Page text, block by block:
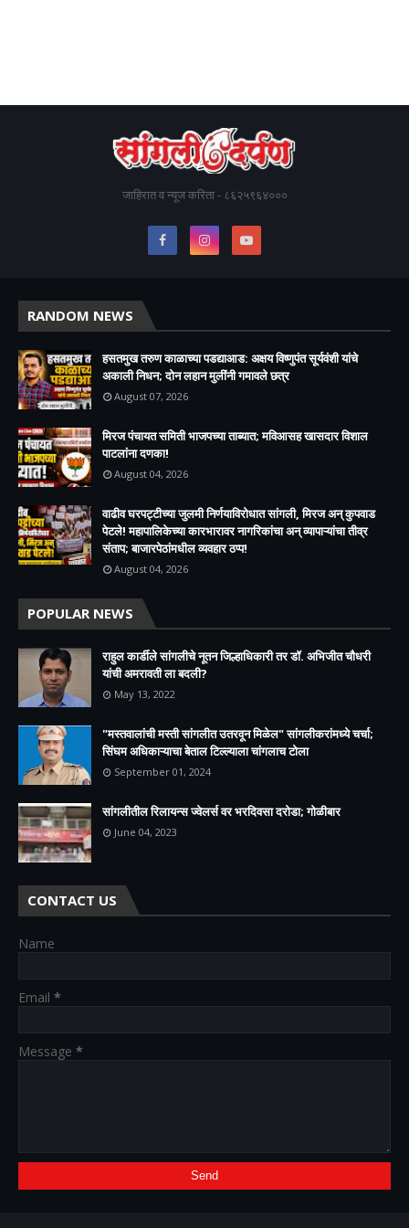
जाहिरात व न्यूज करिता - ८६२५९६४०००
RANDOM NEWS
हसतमुख तरुण काळाच्या पडद्याआड: अक्षय विष्णुपंत सूर्यवंशी यांचे
अकाली निधन; दोन लहान मुलींनी गमावले छत्र
August 07, 2026
मिरज पंचायत समिती भाजपच्या ताब्यात; मविआसह खासदार विशाल
पाटलांना दणका!
August 04, 2026
वाढीव घरपट्टीच्या जुलमी निर्णयाविरोधात सांगली, मिरज अन् कुपवाड
पेटले! महापालिकेच्या कारभारावर नागरिकांचा अन् व्यापाऱ्यांचा तीव्र
संताप; बाजारपेठांमधील व्यवहार ठप्प!​
August 04, 2026
POPULAR NEWS
राहुल कार्डीले सांगलीचे नूतन जिल्हाधिकारी तर डॉ. अभिजीत चौधरी
यांची अमरावती ला बदली?
May 13, 2022
"मस्तवालांची मस्ती सांगलीत उतरवून मिळेल" सांगलीकरांमध्ये चर्चा;
सिंघम अधिकाऱ्याचा बेताल टिल्ल्याला चांगलाच टोला
September 01, 2024
सांगलीतील रिलायन्स ज्वेलर्स वर भरदिवसा दरोडा; गोळीबार
June 04, 2023
CONTACT US
Name
Email *
Message *